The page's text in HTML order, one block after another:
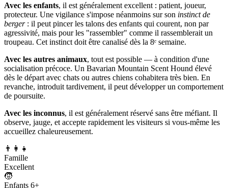
Avec les enfants, il est généralement excellent : patient, joueur,
protecteur. Une vigilance s'impose néanmoins sur son instinct de
berger: il peut pincer les talons des enfants qui courent, non par
agressivité, mais pour les "rassembler" comme il rassemblerait un
troupeau. Cet instinct doit être canalisé dès la 8ᵉ semaine.
Avec les autres animaux, tout est possible — à condition d'une
socialisation précoce. Un Bavarian Mountain Scent Hound élevé
dès le départ avec chats ou autres chiens cohabitera très bien. En
revanche, introduit tardivement, il peut développer un comportement
de poursuite.
Avec les inconnus, il est généralement réservé sans être méfiant. Il
observe, jauge, et accepte rapidement les visiteurs si vous-même les
accueillez chaleureusement.
👨‍👩‍👧
Famille
Excellent
🧒
Enfants 6+